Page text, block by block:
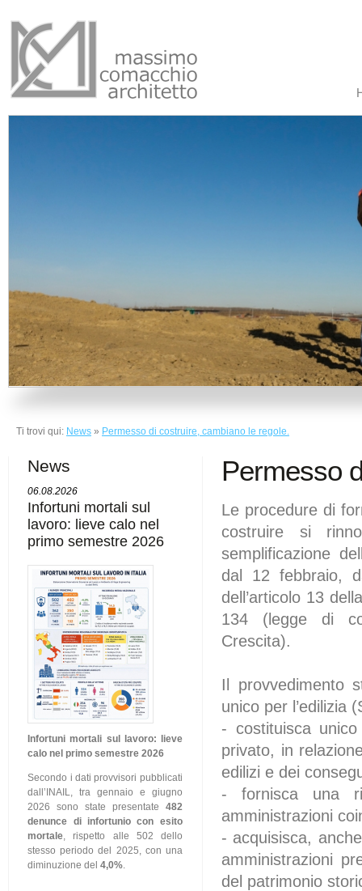
Ti trovi qui: News » Permesso di costruire, cambiano le regole.
News
06.08.2026
Infortuni mortali sul
lavoro: lieve calo nel
primo semestre 2026
Infortuni mortali sul lavoro: lieve
calo nel primo semestre 2026
Secondo i dati provvisori pubblicati
dall’INAIL, tra gennaio e giugno
2026 sono state presentate 482
denunce di infortunio con esito
mortale , rispetto alle 502 dello
stesso periodo del 2025, con una
diminuzione del4,0%
Permesso
Le procedure di
costruire si
semplificazione
dal 12 febbraio,
dell’articolo 13
134 (legge di
Crescita).
Il provvedimento
unico per l’edilizia
- costituisca
privato, in
edilizi e dei
- fornisca una
amministrazioni
- acquisisca,
amministrazioni
del patrimonio